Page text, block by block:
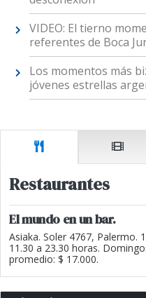
VIDEO: El tierno
referentes de Boca
Los momentos más
jóvenes estrellas
Restaurantes
El mundo en un bar.
Asiaka. Soler 4767, Palermo.
11.30 a 23.30 horas.
promedio: $ 17.000.